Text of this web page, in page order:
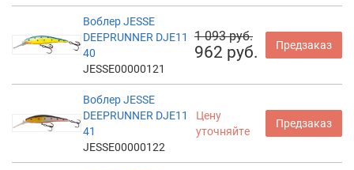
Воблер JESSE
DEEPRUNNER DJE11
40
JESSE00000121
1 093 руб.
962 руб. Предзаказ
Воблер JESSE
DEEPRUNNER DJE11
41
JESSE00000122
Цену
уточняйте
Предзаказ